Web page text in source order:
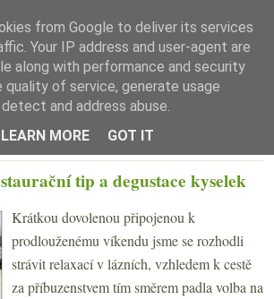
☰ Menu
tip a degustace kyselek
Krátkou dovolenou připojenou k
prodlouženému víkendu jsme se rozhodli
strávit relaxací v lázních, vzhledem k cestě
za příbuzenstvem tím směrem padla volba na
from Google to deliver its services
Your IP address and user-agent are
along with performance and security
of service, generate usage
and address abuse.
LEARN MORE
GOT IT